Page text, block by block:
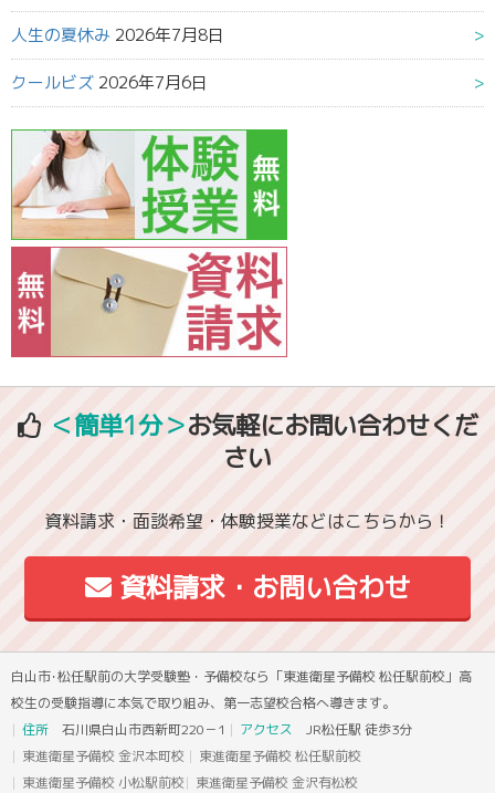
人生の夏休み 2026年7月8日
クールビズ 2026年7月6日
＜簡単1分＞お気軽にお問い合わせくだ
さい
資料請求・面談希望・体験授業などはこちらから！
資料請求・お問い合わせ
白山市･松任駅前の大学受験塾・予備校なら「東進衛星予備校 松任駅前校」高
校生の受験指導に本気で取り組み、第一志望校合格へ導きます。
住所 石川県白山市西新町220－1 アクセス JR松任駅 徒歩3分
東進衛星予備校 金沢本町校
東進衛星予備校 松任駅前校
東進衛星予備校 小松駅前校
東進衛星予備校 金沢有松校